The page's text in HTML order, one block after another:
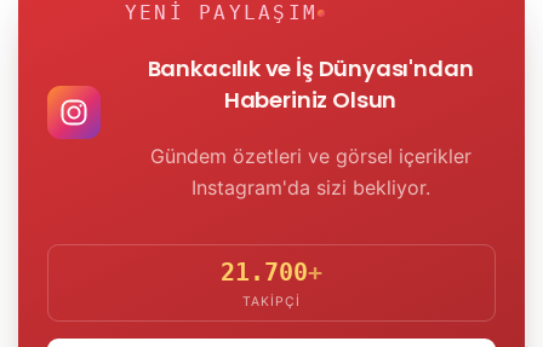
YENI PAYLAŞIM
Bankacılık ve İş Dünyası'ndan
Haberiniz Olsun
Gündem özetleri ve görsel içerikler
Instagram'da sizi bekliyor.
21.700+
TAKIPÇI